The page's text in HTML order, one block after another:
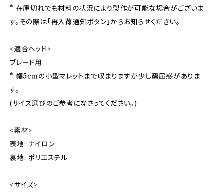
* 在庫切れでも材料の状況により製作が可能な場合がございま
す。その際は「再入荷通知ボタン」からお知らせください。
<適合ヘッド>
ブレード用
* 幅5cmの小型マレットまで収まりますが少し窮屈感がありま
す。
(サイズ選びのご参考になさってください。)
<素材>
表地: ナイロン
裏地: ポリエステル
<サイズ>